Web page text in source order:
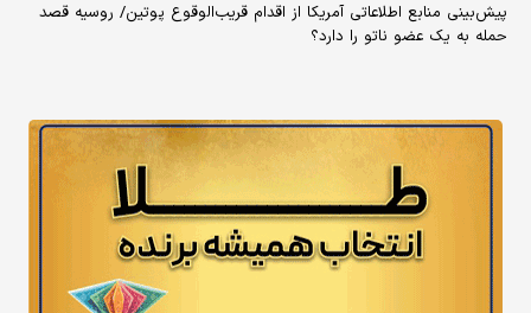
پیش‌بینی منابع اطلاعاتی آمریکا از اقدام قریب‌الوقوع پوتین/ روسیه قصد
حمله به یک عضو ناتو را دارد؟